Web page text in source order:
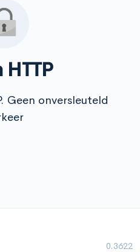
HTTP
Geen onversleuteld
0.3622